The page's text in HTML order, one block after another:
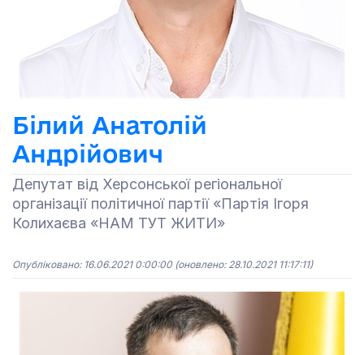
Білий Анатолій
Андрійович
Депутат від Херсонської регіональної
організації політичної партії «Партія Ігоря
Колихаєва «НАМ ТУТ ЖИТИ»
Опубліковано: 16.06.2021 0:00:00 (оновлено: 28.10.2021 11:17:11)